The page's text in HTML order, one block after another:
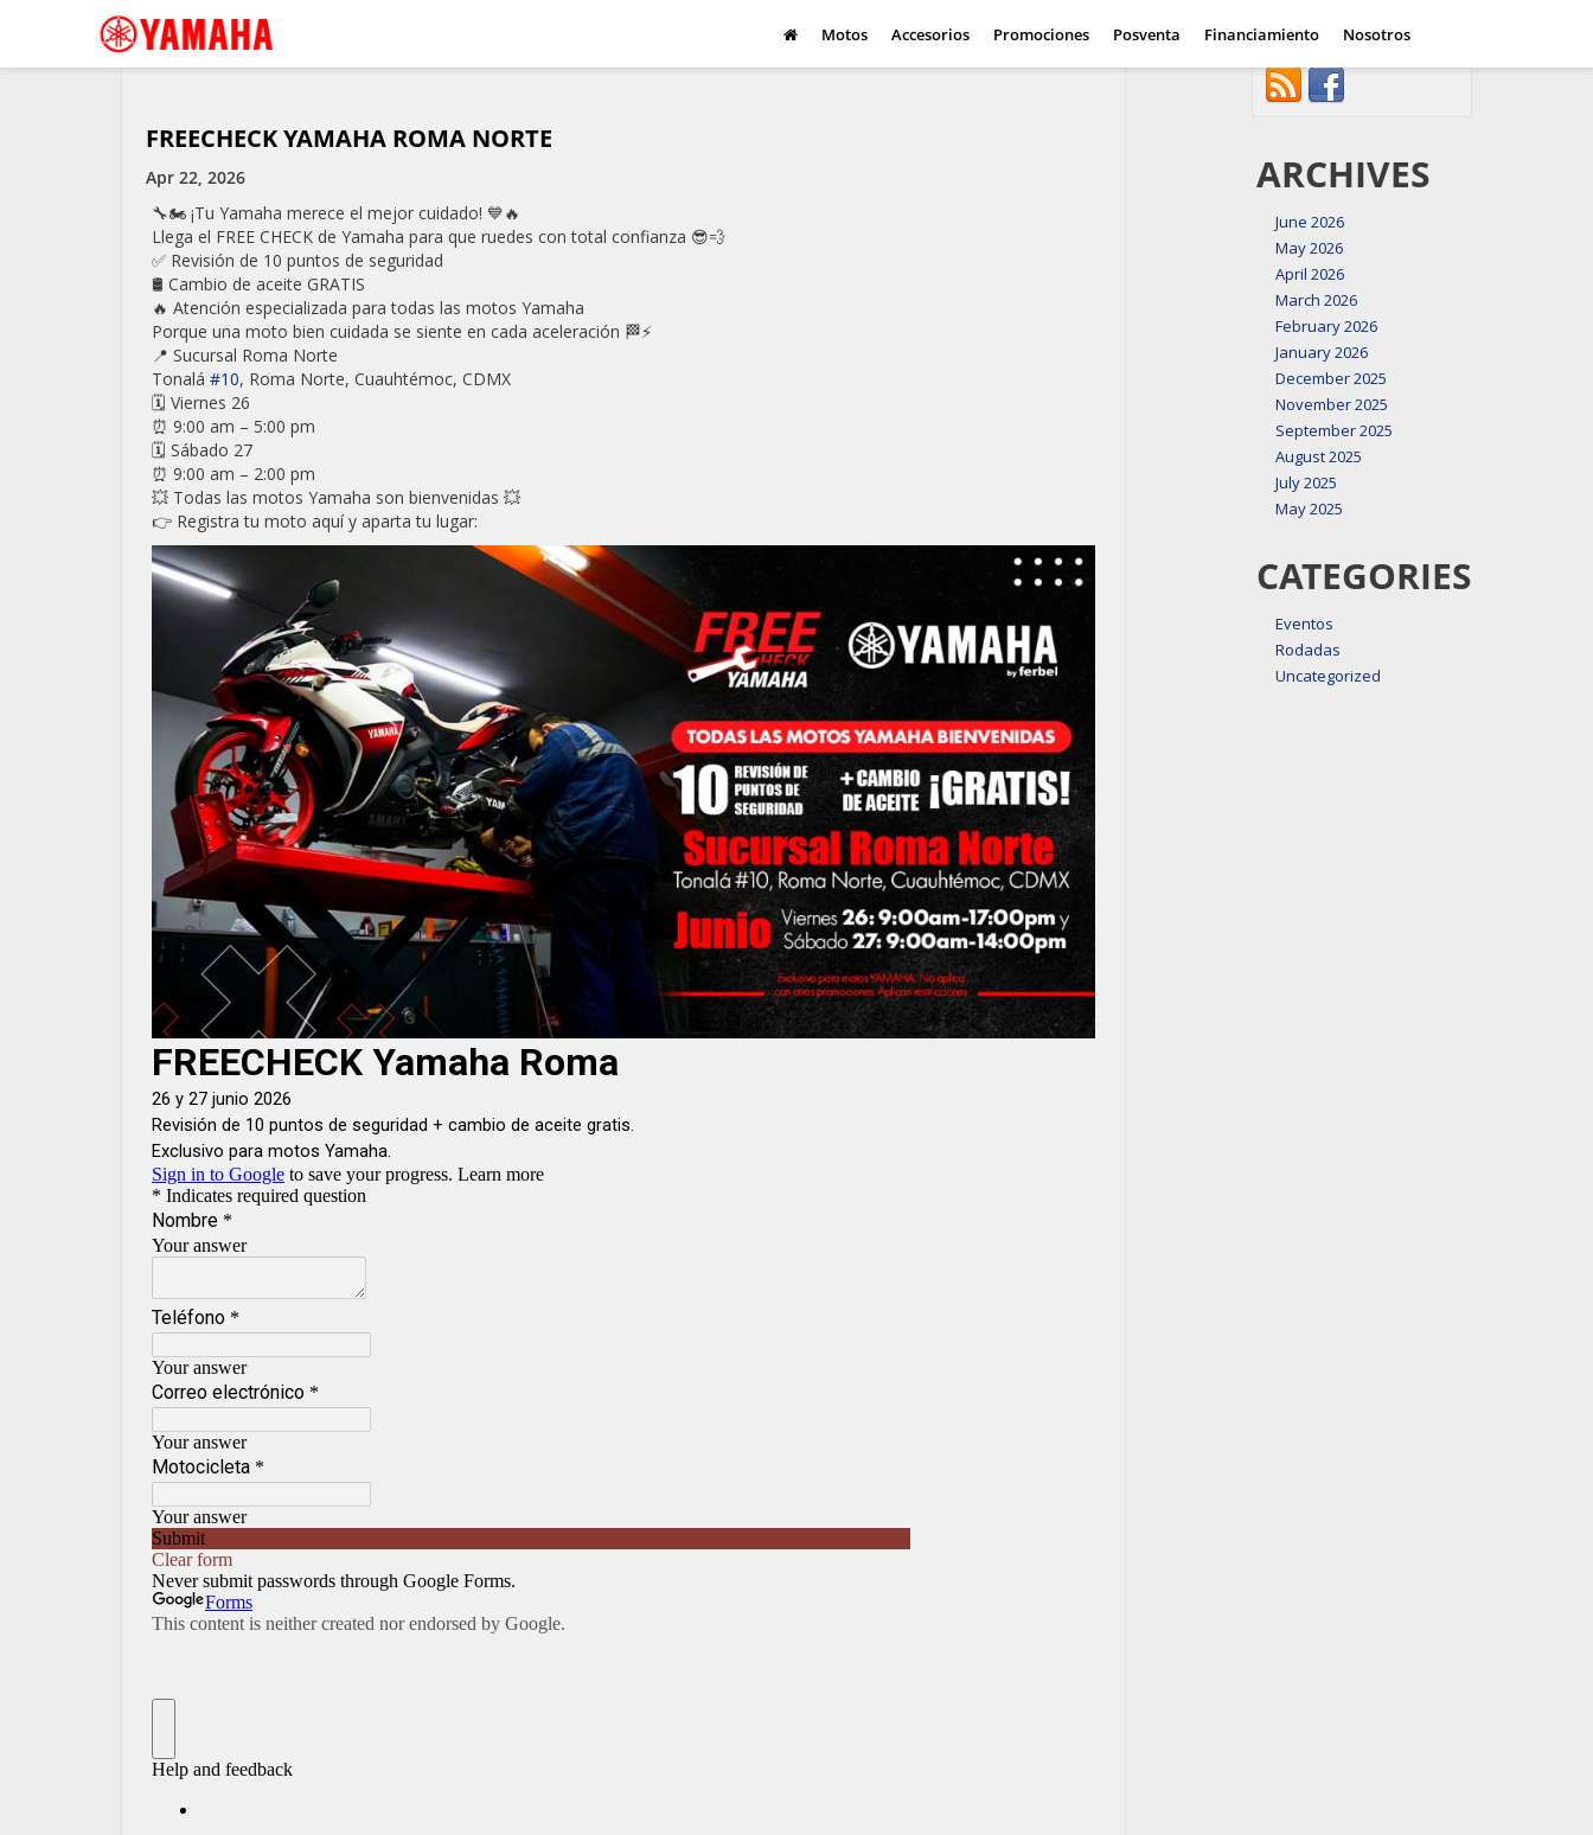
Motos Accesorios Promociones Posventa Financiamiento Nosotros
«💥 YZF-R15: el equilibrio perfecto entre iniciación y
rendimiento deportivo.
Yamaha Ténéré 700 2027: la adventure que sigue
conquistando cualquier camino »
FREECHECK YAMAHA ROMA NORTE
Apr 22, 2026
🔧🏍️ ¡Tu Yamaha merece el mejor cuidado! 💙🔥
Llega el FREE CHECK de Yamaha para que ruedes con total confianza 😎💨
✅ Revisión de 10 puntos de seguridad
🛢️ Cambio de aceite GRATIS
🔥 Atención especializada para todas las motos Yamaha
Porque una moto bien cuidada se siente en cada aceleración 🏁⚡
📍 Sucursal Roma Norte
Tonalá #10, Roma Norte, Cuauhtémoc, CDMX
🗓️ Viernes 26
⏰ 9:00 am – 5:00 pm
🗓️ Sábado 27
⏰ 9:00 am – 2:00 pm
💥 Todas las motos Yamaha son bienvenidas 💥
👉 Registra tu moto aquí y aparta tu lugar:
CONNECT WITH US
ARCHIVES
June 2026
May 2026
April 2026
March 2026
February 2026
January 2026
December 2025
November 2025
September 2025
August 2025
July 2025
May 2025
CATEGORIES
Eventos
Rodadas
Uncategorized